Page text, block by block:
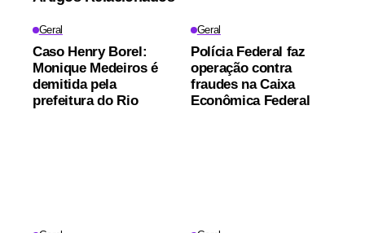
Geral
Caso Henry Borel:
Monique Medeiros é
demitida pela
prefeitura do Rio
Geral
Polícia Federal faz
operação contra
fraudes na Caixa
Econômica Federal